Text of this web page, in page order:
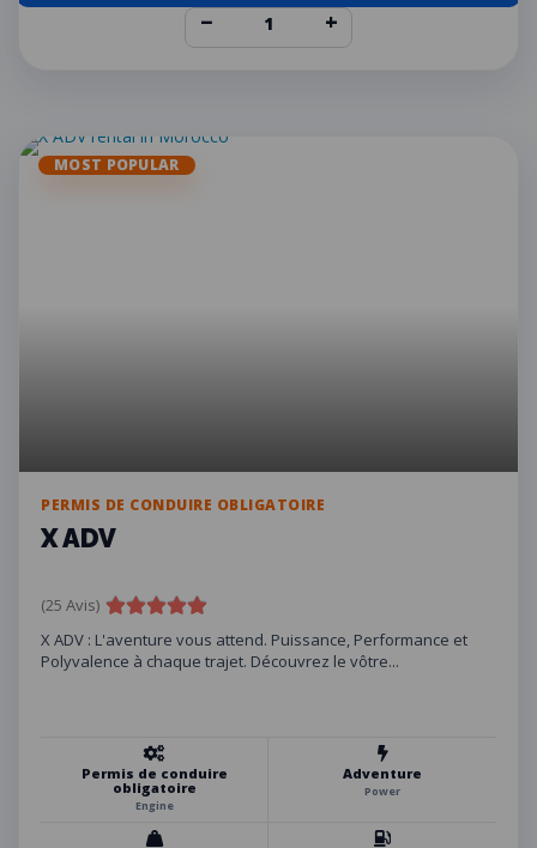
− +
MOST POPULAR
PERMIS DE CONDUIRE OBLIGATOIRE
X ADV
(25 Avis)
X ADV : L'aventure vous attend. Puissance, Performance et
Polyvalence à chaque trajet. Découvrez le vôtre...
Permis de conduire
obligatoire
Engine
Adventure
Power